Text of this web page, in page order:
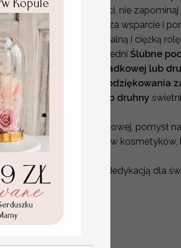
uczyni jej wiele radości, nie
podziękowanie za wsparcie i
mają odpowiedzialną i ciężką
należą im się odpowiedni Ślubne
na prezenty dla świadkowej lub
okazję. Dzięki
Ślubne podziękowania
dla świadkowej lub druhny
starania.
prezent dla świadkowej, pomysł
dla świadkowej zestaw
pudełko prezentowe z dedykacją dla
zawiera
do włosów
w kształcie róży